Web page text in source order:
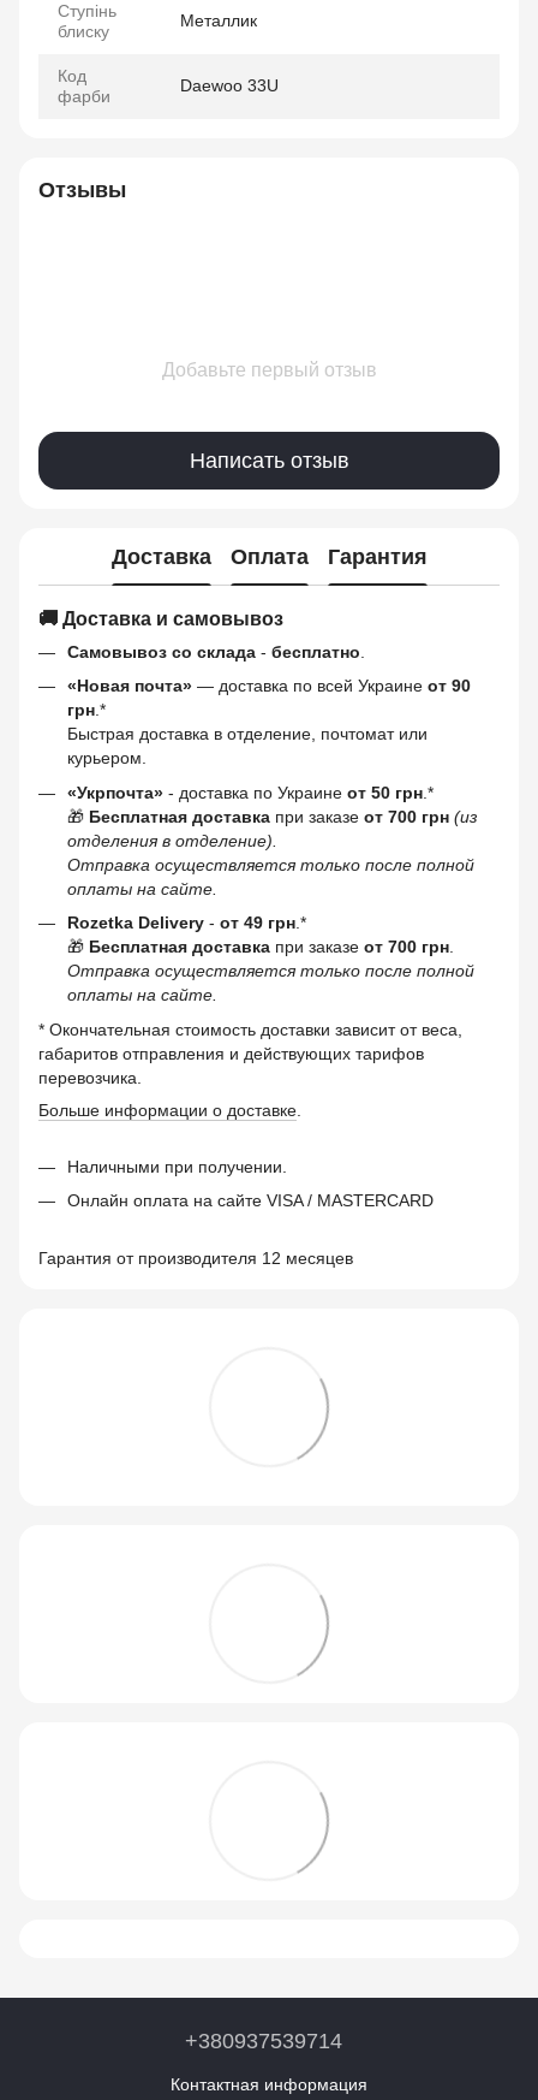
Ступінь
блиску
Металлик
Код
фарби
Daewoo 33U
Отзывы
Добавьте первый отзыв
Написать отзыв
Доставка Оплата Гарантия
🚚 Доставка и самовывоз
Самовывоз со склада - бесплатно
«Новая почта» — доставка по всей Украине от 90
грн.*
Быстрая доставка в отделение, почтомат или
курьером.
«Укрпочта» - доставка по Украине от 50 грн .*
🎁 Бесплатная доставка при заказе от 700 грн (из
отделения в отделение).
Отправка осуществляется только после полной
оплаты на сайте.
Rozetka Delivery - от 49 грн .*
🎁 Бесплатная доставка при заказе от 700 грн
Отправка осуществляется только после полной
оплаты на сайте.
* Окончательная стоимость доставки зависит от веса,
габаритов отправления и действующих тарифов
перевозчика.
Больше информации о доставке
Наличными при получении.
Онлайн оплата на сайте VISA / MASTERCARD
Гарантия от производителя 12 месяцев
+380937539714
Контактная информация